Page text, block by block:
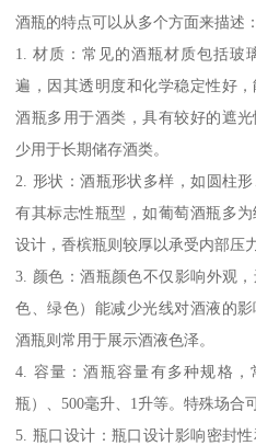
酒瓶的特点可以从多个方面来描述：
1. 材质：常见的酒瓶材质包括玻
遍，因其透明度和化学稳定性好
酒瓶多用于酒类，具有较好的遮
少用于长期储存酒类。
2. 形状：酒瓶形状多样，如圆柱
有其标志性瓶型，如葡萄酒瓶多
设计，香槟瓶则较厚以承受内部压力
3. 颜色：酒瓶颜色不仅影响外观
色、绿色）能减少光线对酒液的
酒瓶则常用于展示酒液色泽。
4. 容量：酒瓶容量有多种规格
瓶）、500毫升、1升等。特殊场合
5. 瓶口设计：瓶口设计影响密封